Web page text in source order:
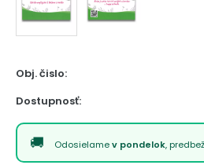
Obj. čislo:
Dostupnosť:
Odosielamev pondelok,